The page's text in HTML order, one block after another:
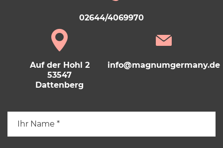
02644/4069970
Auf der Hohl 2
53547
Dattenberg
info@magnumgermany.de